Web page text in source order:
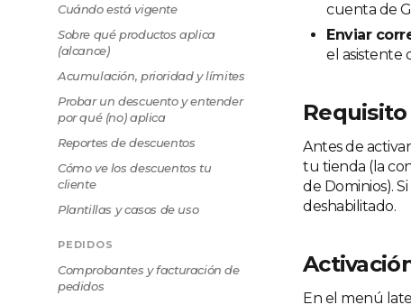
Cuándo está vigente
Sobre qué productos aplica
(alcance)
Acumulación, prioridad y límites
Probar un descuento y entender
por qué (no) aplica
Reportes de descuentos
Cómo ve los descuentos tu
cliente
Plantillas y casos de uso
PEDIDOS
Comprobantes y facturación de
pedidos
cuenta de
Enviar
el asistente
Antes de
tu tienda (la
de Dominios).
deshabilitado.
En el menú